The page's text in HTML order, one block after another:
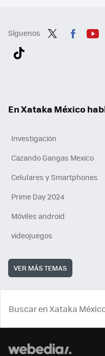
Síguenos
En Xataka México
Investigación
Cazando Gangas Mexico
Celulares y Smartphones
Prime Day 2024
Móviles android
videojuegos
VER MÁS TEMAS